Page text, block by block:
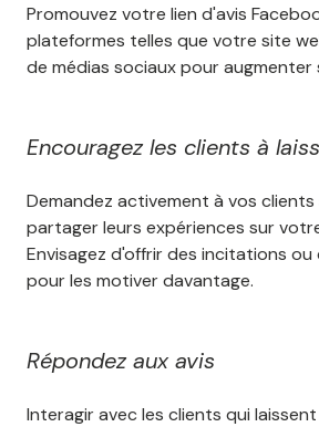
Promouvez votre lien d'avis
plateformes telles que votre site
de médias sociaux pour augmenter
Encouragez les clients à
Demandez activement à vos
partager leurs expériences sur
Envisagez d'offrir des incitations
pour les motiver davantage.
Répondez aux avis
Interagir avec les clients qui